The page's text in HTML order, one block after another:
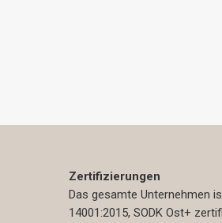
Zertifizierungen
Das gesamte Unternehmen
14001:2015, SODK Ost+